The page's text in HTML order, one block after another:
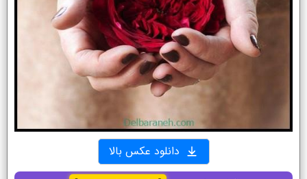
دانلود عکس بالا